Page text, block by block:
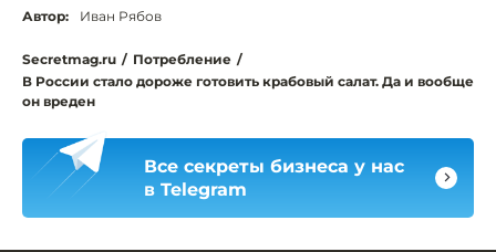
Автор: Иван Рябов
Secretmag.ru / Потребление /
В России стало дороже готовить крабовый салат. Да и вообще
он вреден
Все секреты бизнеса у нас
в Telegram